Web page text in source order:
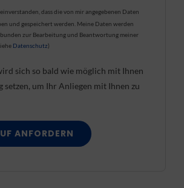
dass die von mir angegebenen Daten
und gespeichert werden. Meine Daten werden
zur Bearbeitung und Beantwortung meiner
Datenschutz)
sich so bald wie möglich mit Ihnen
setzen, um Ihr Anliegen mit Ihnen zu